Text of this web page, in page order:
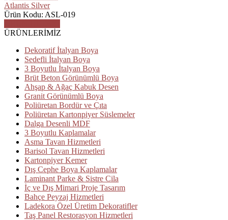
Atlantis Silver
Ürün Kodu: ASL-019
ÜRÜNLERİMİZ
Dekoratif İtalyan Boya
Sedefli İtalyan Boya
3 Boyutlu İtalyan Boya
Brüt Beton Görünümlü Boya
Ahşap & Ağaç Kabuk Desen
Granit Görünümlü Boya
Poliüretan Bordür ve Çıta
Poliüretan Kartonpiyer Süslemeler
Dalga Desenli MDF
3 Boyutlu Kaplamalar
Asma Tavan Hizmetleri
Barisol Tavan Hizmetleri
Kartonpiyer Kemer
Dış Cephe Boya Kaplamalar
Laminant Parke & Sistre Cila
İç ve Dış Mimari Proje Tasarım
Bahçe Peyzaj Hizmetleri
Ladekora Özel Üretim Dekoratifler
Taş Panel Restorasyon Hizmetleri